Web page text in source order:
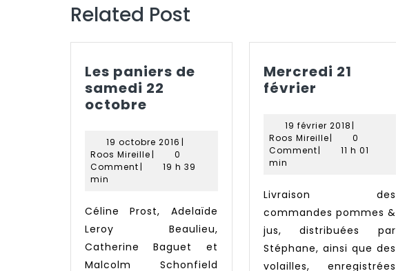
Related Post
Les paniers de
samedi 22
octobre
de
samedi
22
19 octobre 2016 19
2016
|
Roos MireilleRoos
Mireille
|
0
Comment |
19 h 39
min
Céline Prost, Adelaïde
Leroy Beaulieu,
Catherine Baguet et
Malcolm Schonfield
Mercredi 21
février
février
19 février 201819
février
2018
|
Roos MireilleRoos
Mireille
|
0
Comment|
11 h 01
min
Livraison des
commandes pommes &
jus, distribuées par
Stéphane, ainsi que des
volailles, enregistrées